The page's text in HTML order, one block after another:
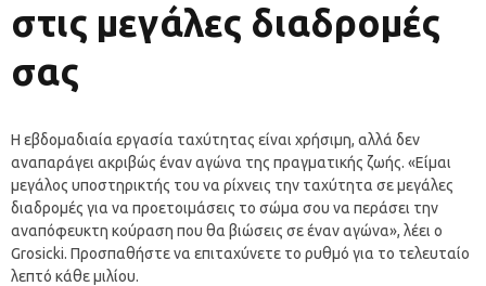
στις μεγάλες διαδρομές
σας
Η εβδομαδιαία εργασία ταχύτητας είναι χρήσιμη, αλλά δεν
αναπαράγει ακριβώς έναν αγώνα της πραγματικής ζωής. «Είμαι
μεγάλος υποστηρικτής του να ρίχνεις την ταχύτητα σε μεγάλες
διαδρομές για να προετοιμάσεις το σώμα σου να περάσει την
αναπόφευκτη κούραση που θα βιώσεις σε έναν αγώνα», λέει ο
Grosicki. Προσπαθήστε να επιταχύνετε το ρυθμό για το τελευταίο
λεπτό κάθε μιλίου.